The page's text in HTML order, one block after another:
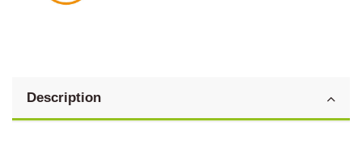
Description